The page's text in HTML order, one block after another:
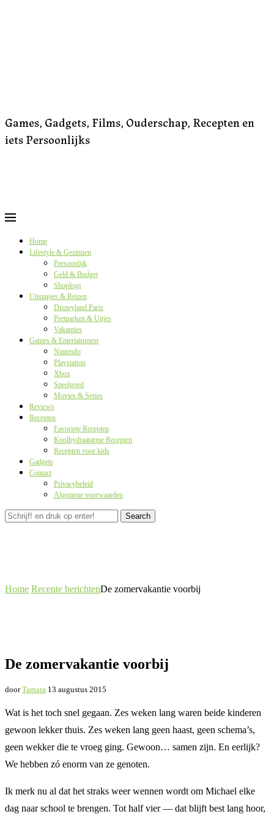
Games, Gadgets, Films, Ouderschap, Recepten en
iets Persoonlijks
Home
Lifestyle & Gezinnen
Persoonlijk
Geld & Budget
Shoplogs
Uitstapjes & Reizen
Disneyland Paris
Pretparken & Uitjes
Vakanties
Games & Entertainment
Nintendo
Playstation
Xbox
Speelgoed
Movies & Series
Reviews
Recepten
Favoriete Recepten
Koolhydraatarme Recepten
Recepten voor kids
Gadgets
Contact
Privacybeleid
Algemene voorwaarden
Search
Home Recente berichtenDe zomervakantie voorbij
De zomervakantie voorbij
doorTamara 13 augustus 2015
Wat is het toch snel gegaan. Zes weken lang waren beide kinderen
gewoon lekker thuis. Zes weken lang geen haast, geen schema’s,
geen wekker die te vroeg ging. Gewoon… samen zijn. En eerlijk?
We hebben zó enorm van ze genoten.
Ik merk nu al dat het straks weer wennen wordt om Michael elke
dag naar school te brengen. Tot half vier — dat blijft best lang hoor,